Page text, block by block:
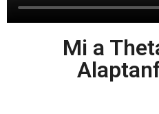
Mi a